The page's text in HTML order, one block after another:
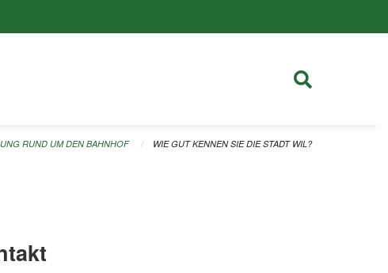
RUND UM DEN BAHNHOF WIE GUT KENNEN SIE DIE STADT WIL?